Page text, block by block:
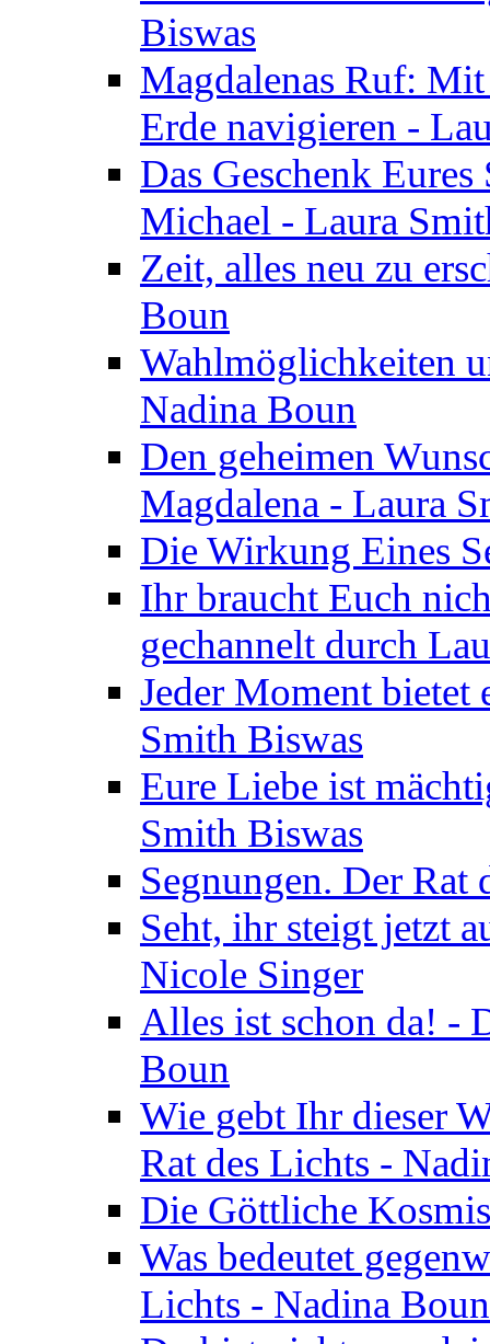
Biswas
Magdalenas Ruf:
Erde navigieren -
Das Geschenk
Michael - Laura
Zeit, alles neu zu
Boun
Wahlmöglichkeiten
Nadina Boun
Den geheimen
Magdalena - Laura
Die Wirkung Eines
Ihr braucht Euch
gechannelt durch
Jeder Moment bietet
Smith Biswas
Eure Liebe ist
Smith Biswas
Segnungen. Der
Seht, ihr steigt jetzt
Nicole Singer
Alles ist schon da! -
Boun
Wie gebt Ihr dieser
Rat des Lichts -
Die Göttliche
Was bedeutet
Lichts - Nadina Boun